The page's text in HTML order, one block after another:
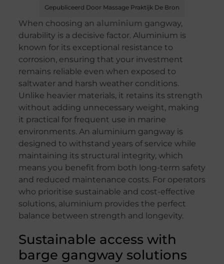
Gepubliceerd Door Massage Praktijk De Bron
When choosing an aluminium gangway,
durability is a decisive factor. Aluminium is
known for its exceptional resistance to
corrosion, ensuring that your investment
remains reliable even when exposed to
saltwater and harsh weather conditions.
Unlike heavier materials, it retains its strength
without adding unnecessary weight, making
it practical for frequent use in marine
environments. An aluminium gangway is
designed to withstand years of service while
maintaining its structural integrity, which
means you benefit from both long-term safety
and reduced maintenance costs. For operators
who prioritise sustainable and cost-effective
solutions, aluminium provides the perfect
balance between strength and longevity.
Sustainable access with
barge gangway solutions